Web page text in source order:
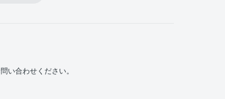
い合わせください。